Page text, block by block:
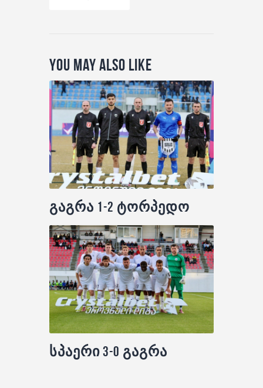
You May Also Like
გაგრა 1-2 ტორპედო
სპაერი 3-0 გაგრა